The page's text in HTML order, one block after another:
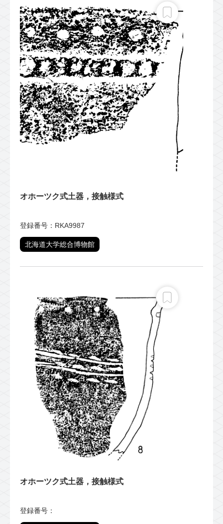
オホーツク式土器，接触様式
登録番号：RKA9987
北海道大学総合博物館
オホーツク式土器，接触様式
登録番号：